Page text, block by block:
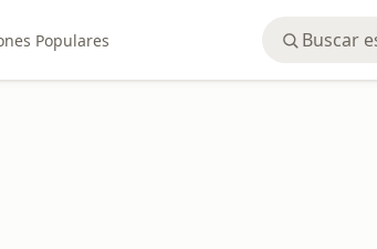
Populares